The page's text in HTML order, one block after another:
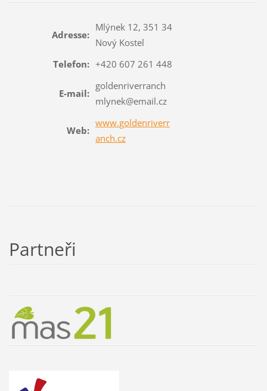
Adresse:
Mlýnek 12, 351 34
Nový Kostel
Telefon: +420 607 261 448
E-mail:
goldenriverranch
mlynek@email.cz
Web:
www.goldenriverr
anch.cz
Partneři